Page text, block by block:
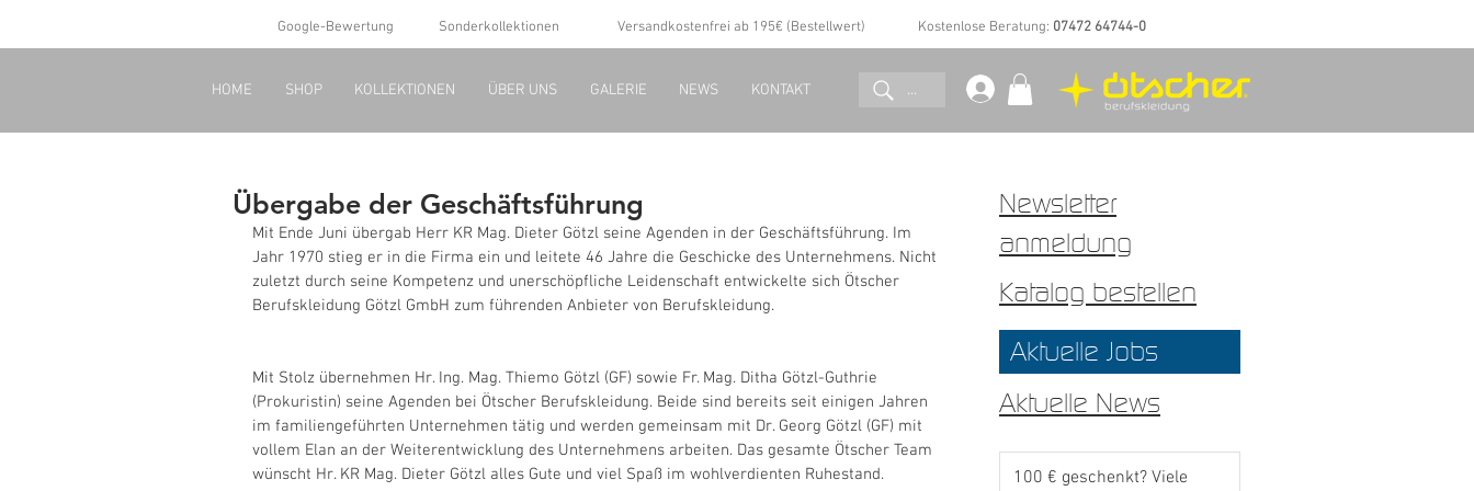
Google-Bewertung Sonderkollektionen Versandkostenfrei ab 195€ (Bestellwert) Kostenlose Beratung: 07472 64744-0
HOME SHOP KOLLEKTIONEN ÜBER UNS GALERIE NEWS KONTAKT ...
Übergabe der Geschäftsführung
Mit Ende Juni übergab Herr KR Mag. Dieter Götzl seine Agenden in der Geschäftsführung. Im
Jahr 1970 stieg er in die Firma ein und leitete 46 Jahre die Geschicke des Unternehmens. Nicht
zuletzt durch seine Kompetenz und unerschöpfliche Leidenschaft entwickelte sich Ötscher
Berufskleidung Götzl GmbH zum führenden Anbieter von Berufskleidung.
Mit Stolz übernehmen Hr. Ing. Mag. Thiemo Götzl (GF) sowie Fr. Mag. Ditha Götzl-Guthrie
(Prokuristin) seine Agenden bei Ötscher Berufskleidung. Beide sind bereits seit einigen Jahren
im familiengeführten Unternehmen tätig und werden gemeinsam mit Dr. Georg Götzl (GF) mit
vollem Elan an der Weiterentwicklung des Unternehmens arbeiten. Das gesamte Ötscher Team
wünscht Hr. KR Mag. Dieter Götzl alles Gute und viel Spaß im wohlverdienten Ruhestand.
Newsletter
anmeldung
Katalog bestellen
Aktuelle Jobs
Aktuelle News
100 € geschenkt? Viele